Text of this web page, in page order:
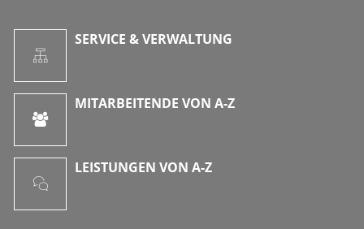
SERVICE & VERWALTUNG
MITARBEITENDE VON A-Z
LEISTUNGEN VON A-Z